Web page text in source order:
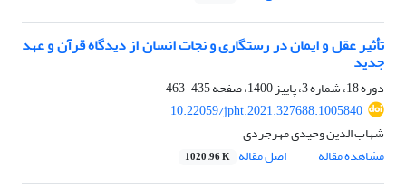
تأثیر عقل و ایمان در رستگاری و نجات انسان از دیدگاه قرآن و عهد
جدید
دوره 18، شماره 3، پاییز 1400، صفحه
435-463
10.22059/jpht.2021.327688.1005840
شهاب الدین وحیدی مهرجردی
مشاهده مقاله
اصل مقاله 1020.96 K